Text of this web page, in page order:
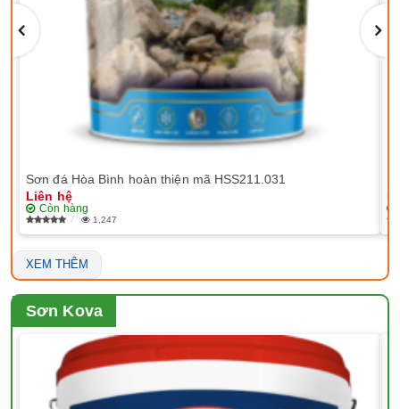
Sơn đá Hòa Bình hoàn thiện mã HSS211.031
Liên hệ
Còn hàng
1,247
XEM THÊM
Sơn Kova